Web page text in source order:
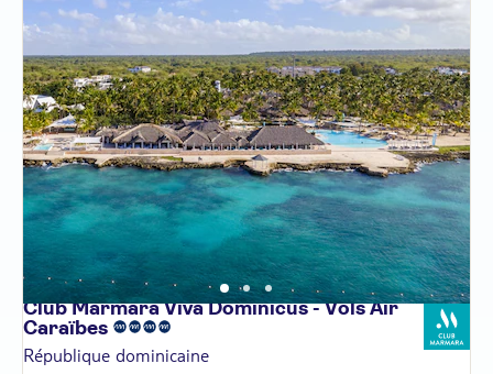
Club Marmara Viva Dominicus - Vols Air
Caraïbes
République dominicaine